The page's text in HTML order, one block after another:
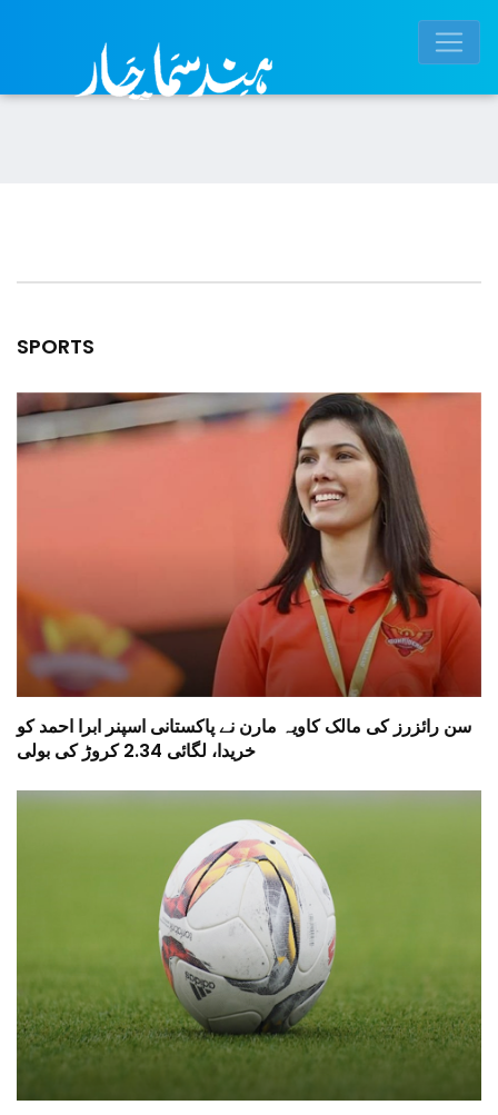
SPORTS
سن رائزرز کی مالک کاویہ مارن نے پاکستانی اسپنر ابرا احمد کو
خریدا، لگائی 2.34 کروڑ کی بولی